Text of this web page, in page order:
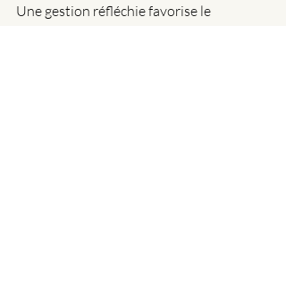
Une gestion réfléchie favorise le